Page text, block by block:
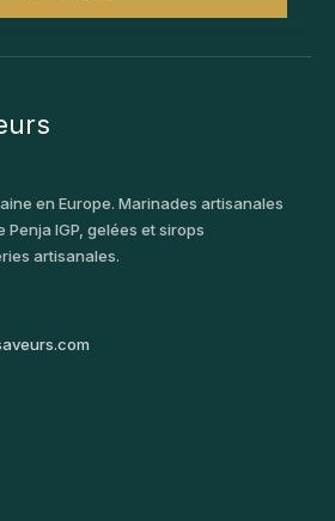
en Europe. Marinades artisanales
Penja IGP, gelées et sirops
artisanales.